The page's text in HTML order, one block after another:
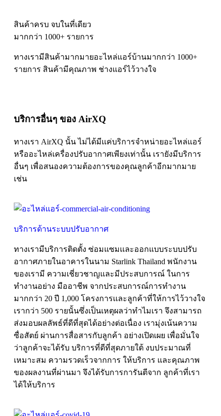
สินค้าครบ จบในที่เดียว
มากกว่า 1000+ รายการ
ทางเรามีสินค้ามากมายอะไหล่แอร์บ้านมากกว่า 1000+
รายการ สินค้ามีคุณภาพ ช่างแอร์ไว้วางใจ
บริการอื่นๆ ของ AirXQ
ทางเรา AirXQ นั้น ไม่ได้มีเเค่บริการจำหน่ายอะไหล่แอร์
หรืออะไหล่เครื่องปรับอากาศเพียงเท่านั้น เรายังมีบริการ
อื่นๆ เพื่อสนองความต้องการของคุณลูกค้าอีกมากมาย
เช่น
บริการด้านระบบปรับอากาศ
ทางเรามีบริการติดตั้ง ซ่อมแซมเเละออกแบบระบบปรับ
อากาศภายในอาคารในนาม Starlink Thailand พนักงาน
ของเรามี ความเชี่ยวชาญและมีประสบการณ์ ในการ
ทำงานอย่าง มืออาชีพ จากประสบการณ์การทำงาน
มากกว่า 20 ปี 1,000 โครงการเเละลูกค้าที่ให้การไว้วางใจ
เรากว่า 500 รายนั้นซึ่งเป็นเหตุผลว่าทำไมเรา จึงสามารถ
ส่งมอบผลลัพธ์ที่ดีที่สุดได้อย่างต่อเนื่อง เรามุ่งเน้นความ
ซื่อสัตย์ ผ่านการสื่อสารกับลูกค้า อย่างเปิดเผย เพื่อมั่นใจ
ว่าลูกค้าจะได้รับ บริการที่ดีที่สุดภายใต้ งบประมาณที่
เหมาะสม ความรวดเร็วจากการ ให้บริการ และคุณภาพ
ของผลงานที่ผ่านมา จึงได้รับการการันตีจาก ลูกค้าที่เรา
ได้ให้บริการ